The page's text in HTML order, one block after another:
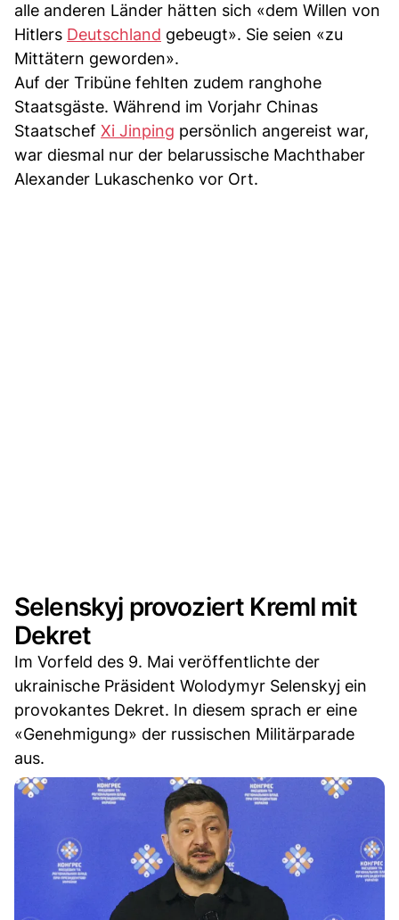
alle anderen Länder hätten sich «dem Willen von
Hitlers Deutschland gebeugt». Sie seien «zu
Mittätern geworden».
Auf der Tribüne fehlten zudem ranghohe
Staatsgäste. Während im Vorjahr Chinas
Staatschef Xi Jinping persönlich angereist war,
war diesmal nur der belarussische Machthaber
Alexander Lukaschenko vor Ort.
Selenskyj provoziert Kreml mit
Dekret
Im Vorfeld des 9. Mai veröffentlichte der
ukrainische Präsident Wolodymyr Selenskyj ein
provokantes Dekret. In diesem sprach er eine
«Genehmigung» der russischen Militärparade
aus.